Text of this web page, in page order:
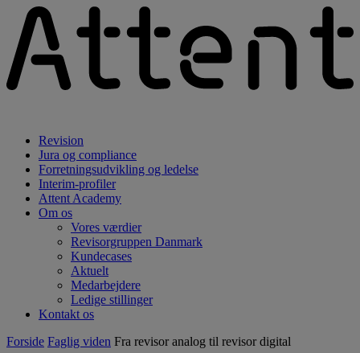
Revision
Jura og compliance
Forretningsudvikling og ledelse
Interim-profiler
Attent Academy
Om os
Vores værdier
Revisorgruppen Danmark
Kundecases
Aktuelt
Medarbejdere
Ledige stillinger
Kontakt os
Forside Faglig viden Fra revisor analog til revisor digital